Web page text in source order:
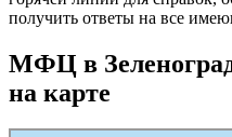
получить ответы на все
МФЦ в
на карте